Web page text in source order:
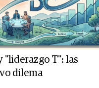
"liderazgo T": las
dilema